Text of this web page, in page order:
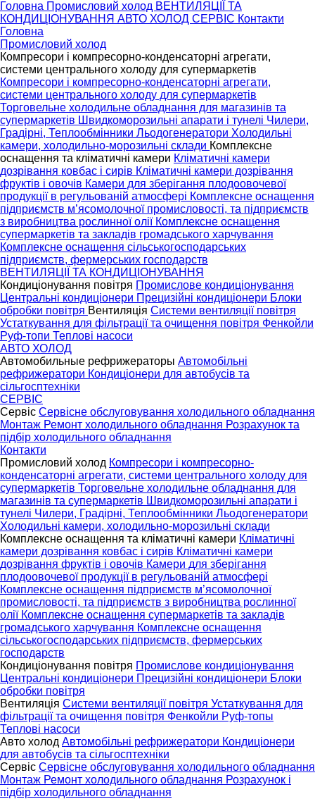
Головна Промисловий холод ВЕНТИЛЯЦІЇ ТА
КОНДИЦІОНУВАННЯ АВТО ХОЛОД СЕРВІС Контакти
Головна
Промисловий холод
Компресори і компресорно-конденсаторні агрегати,
системи центрального холоду для супермаркетів
Компресори і компресорно-конденсаторні агрегати,
системи центрального холоду для супермаркетів
Торговельне холодильне обладнання для магазинів та
супермаркетів Швидкоморозильні апарати і тунелі Чилери,
Градірні, Теплообмінники Льодогенератори Холодильні
камери, холодильно-морозильні склади Комплексне
оснащення та кліматичні камери Кліматичні камери
дозрівання ковбас і сирів Кліматичні камери дозрівання
фруктів і овочів Камери для зберігання плодоовочевої
продукції в регульованій атмосфері Комплексне оснащення
підприємств м’ясомолочної промисловості, та підприємств
з виробництва рослинної олії Комплексне оснащення
супермаркетів та закладів громадського харчування
Комплексне оснащення сільськогосподарських
підприємств, фермерських господарств
ВЕНТИЛЯЦІЇ ТА КОНДИЦІОНУВАННЯ
Кондиціонування повітря Промислове кондиціонування
Центральні кондиціонери Прецизійні кондиціонери Блоки
обробки повітря Вентиляція Системи вентиляції повітря
Устаткування для фільтрації та очищення повітря Фенкойли
Руф-топи Теплові насоси
АВТО ХОЛОД
Автомобильные рефрижераторы Автомобільні
рефрижератори Кондиціонери для автобусів та
сільгосптехніки
СЕРВІС
Сервіс Сервісне обслуговування холодильного обладнання
Монтаж Ремонт холодильного обладнання Розрахунок та
підбір холодильного обладнання
Контакти
Промисловий холод Компресори і компресорно-
конденсаторні агрегати, системи центрального холоду для
супермаркетів Торговельне холодильне обладнання для
магазинів та супермаркетів Швидкоморозильні апарати і
тунелі Чилери, Градірні, Теплообмінники Льодогенератори
Холодильні камери, холодильно-морозильні склади
Комплексне оснащення та кліматичні камери Кліматичні
камери дозрівання ковбас і сирів Кліматичні камери
дозрівання фруктів і овочів Камери для зберігання
плодоовочевої продукції в регульованій атмосфері
Комплексне оснащення підприємств м’ясомолочної
промисловості, та підприємств з виробництва рослинної
олії Комплексне оснащення супермаркетів та закладів
громадського харчування Комплексне оснащення
сільськогосподарських підприємств, фермерських
господарств
Кондиціонування повітря Промислове кондиціонування
Центральні кондиціонери Прецизійні кондиціонери Блоки
обробки повітря
Вентиляція Системи вентиляції повітря Устаткування для
фільтрації та очищення повітря Фенкойли Руф-топы
Теплові насоси
Авто холод Автомобільні рефрижератори Кондиціонери
для автобусів та сільгосптехніки
Сервіс Сервісне обслуговування холодильного обладнання
Монтаж Ремонт холодильного обладнання Розрахунок і
підбір холодильного обладнання